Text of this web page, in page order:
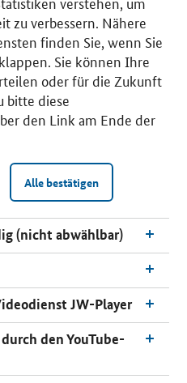
n
zu verbessern. Nähere
finden Sie, wenn Sie
Sie können Ihre
oder für die Zukunft
bitte diese
den Link am Ende der
Alle bestätigen
(nicht abwählbar)
JW-Player
den YouTube-